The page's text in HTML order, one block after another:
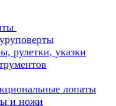
рулетки, указки
лопаты
и ножи